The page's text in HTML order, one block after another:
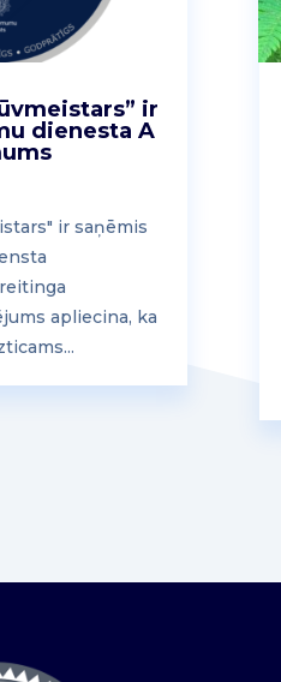
ir
dienesta A
ir saņēmis
apliecina, ka